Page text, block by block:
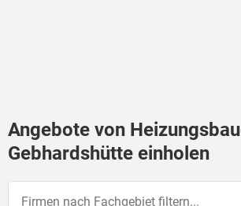
Angebote von
Gebhardshütte einholen